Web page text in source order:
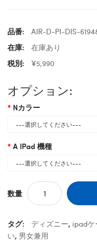
品番:
AIR-D-PI-DIS-
在庫:
在庫あり
税別:
¥5,990
オプション:
Nカラー
A IPad 機種
数量
タグ: ディズニー, ipadケ
い, 男女兼用